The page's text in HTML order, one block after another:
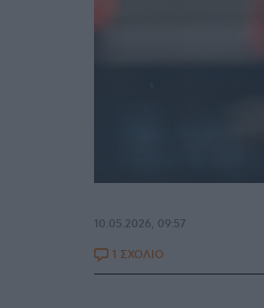
10.05.2026, 09:57
1 ΣΧΟΛΙΟ